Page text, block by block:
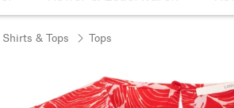
Shirts & Tops Tops